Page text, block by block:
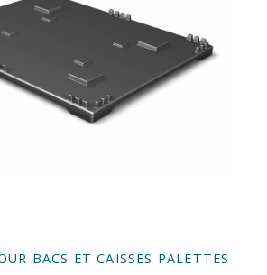
BACS ET CAISSES PALETTES